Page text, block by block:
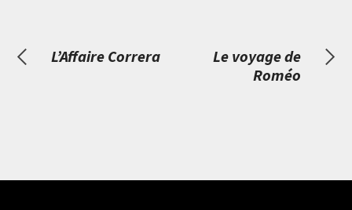
L’Affaire Correra
Le voyage de
Roméo